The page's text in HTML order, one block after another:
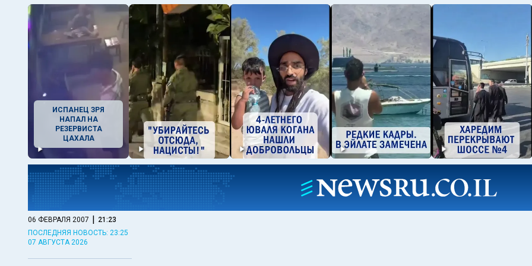
ИСПАНЕЦ ЗРЯ
НАПАЛ НА
РЕЗЕРВИСТА
ЦАХАЛА
06 ФЕВРАЛЯ 2007 | 21:23
ПОСЛЕДНЯЯ НОВОСТЬ: 23:25
07 АВГУСТА 2026